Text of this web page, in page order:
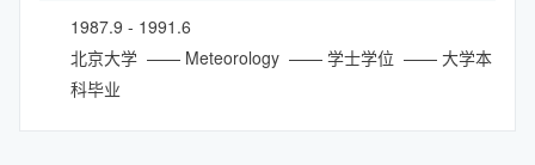
1987.9 - 1991.6
北京大学 —— Meteorology —— 学士学位 —— 大学本
科毕业